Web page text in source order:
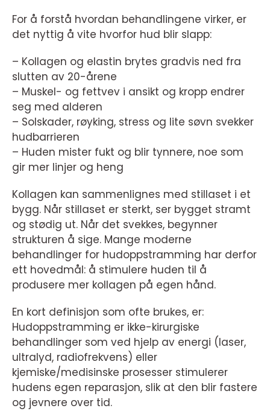
For å forstå hvordan behandlingene virker, er
det nyttig å vite hvorfor hud blir slapp:
– Kollagen og elastin brytes gradvis ned fra
slutten av 20-årene
– Muskel- og fettvev i ansikt og kropp endrer
seg med alderen
– Solskader, røyking, stress og lite søvn svekker
hudbarrieren
– Huden mister fukt og blir tynnere, noe som
gir mer linjer og heng
Kollagen kan sammenlignes med stillaset i et
bygg. Når stillaset er sterkt, ser bygget stramt
og stødig ut. Når det svekkes, begynner
strukturen å sige. Mange moderne
behandlinger for hudoppstramming har derfor
ett hovedmål: å stimulere huden til å
produsere mer kollagen på egen hånd.
En kort definisjon som ofte brukes, er:
Hudoppstramming er ikke-kirurgiske
behandlinger som ved hjelp av energi (laser,
ultralyd, radiofrekvens) eller
kjemiske/medisinske prosesser stimulerer
hudens egen reparasjon, slik at den blir fastere
og jevnere over tid.